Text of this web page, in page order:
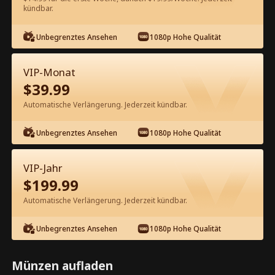
60 Jetzt entsperren
Kostenlos in der App ansehen
Episode 53 - Leg dich nicht mit der
Frau des CEO an Kompletter Film
1-50 51-71
53 54 55 56 57
kündbar.
Unbegrenztes Ansehen 1080p Hohe Qualität
VIP-Monat
$39.99
Automatische Verlängerung. Jederzeit kündbar.
Unbegrenztes Ansehen 1080p Hohe Qualität
VIP-Jahr
$199.99
Automatische Verlängerung. Jederzeit kündbar.
Unbegrenztes Ansehen 1080p Hohe Qualität
Münzen aufladen